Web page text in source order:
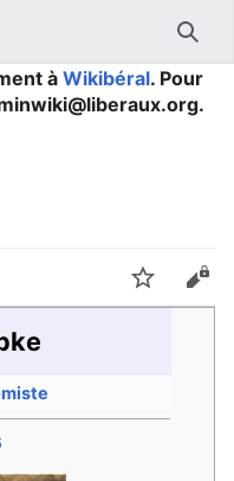
à Wikibéral. Pour
Suivre